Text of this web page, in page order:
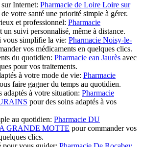
Internet: Pharmacie de Loire Loire sur
votre santé une priorité simple à gérer.
et professionnel: Pharmacie
un suivi personnalisé, même à distance.
vous simplifie la vie: Pharmacie Noisy-le-
vos médicaments en quelques clics.
du quotidien: Pharmacie ean Jaurès avec
pour vos traitements.
à votre mode de vie: Pharmacie
faire gagner du temps au quotidien.
adaptés à votre situation: Pharmacie
pour des soins adaptés à vos
au quotidien: Pharmacie DU
GRANDE MOTTE pour commander vos
clics.